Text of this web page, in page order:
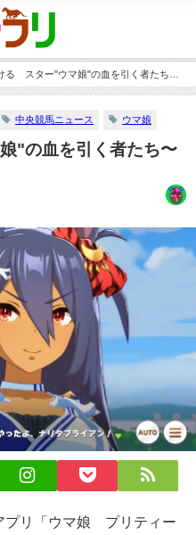
る スター"ウマ娘"の血を引く者たち〜
中央競馬ニュース ウマ娘
"の血を引く者たち〜
プリ「ウマ娘 プリティー